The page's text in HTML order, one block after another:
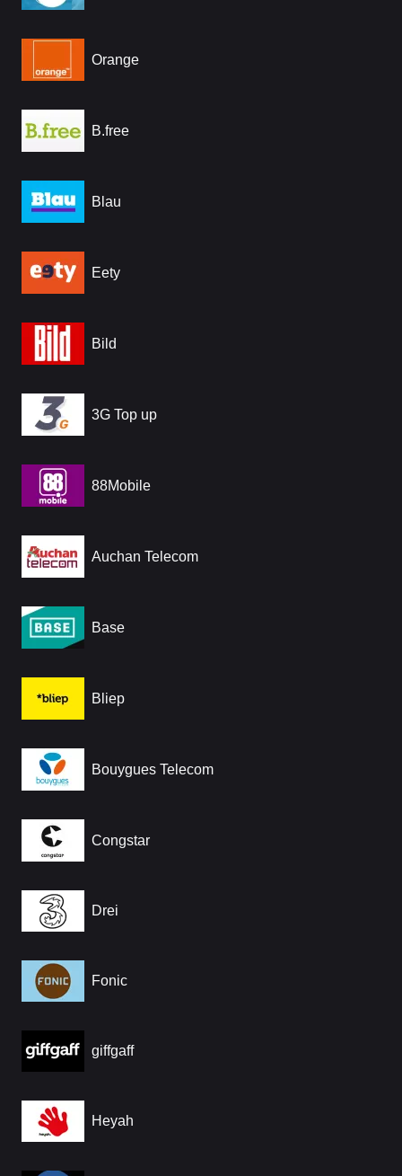
Orange
B.free
Blau
Eety
Bild
3G Top up
88Mobile
Auchan Telecom
Base
Bliep
Bouygues Telecom
Congstar
Drei
Fonic
giffgaff
Heyah